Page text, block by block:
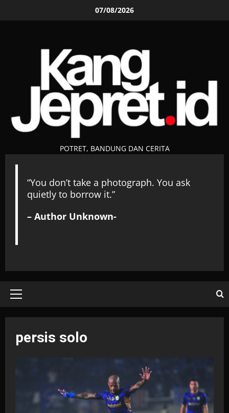
07/08/2026
POTRET, BANDUNG DAN CERITA
“You don’t take a photograph. You ask
quietly to borrow it.”
– Author Unknown-
Primary
persis solo